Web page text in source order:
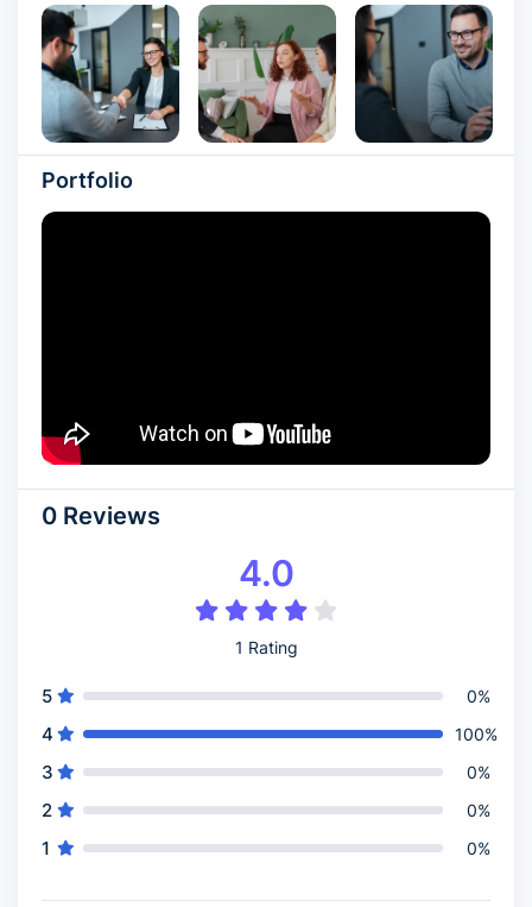
Portfolio
0 Reviews
4.0
1 Rating
5 0%
4 100%
3 0%
2 0%
1 0%